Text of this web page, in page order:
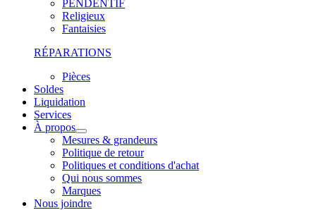
PENDENTIF
Religieux
Fantaisies
RÉPARATIONS
Pièces
Soldes
Liquidation
Services
À propos
Mesures & grandeurs
Politique de retour
Politiques et conditions d'achat
Qui nous sommes
Marques
Nous joindre